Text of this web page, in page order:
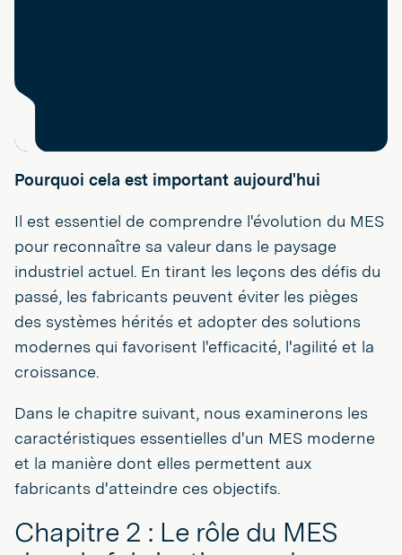
Pourquoi cela est important aujourd'hui
Il est essentiel de comprendre l'évolution du MES
pour reconnaître sa valeur dans le paysage
industriel actuel. En tirant les leçons des défis du
passé, les fabricants peuvent éviter les pièges
des systèmes hérités et adopter des solutions
modernes qui favorisent l'efficacité, l'agilité et la
croissance.
Dans le chapitre suivant, nous examinerons les
caractéristiques essentielles d'un MES moderne
et la manière dont elles permettent aux
fabricants d'atteindre ces objectifs.
Chapitre 2 : Le rôle du MES